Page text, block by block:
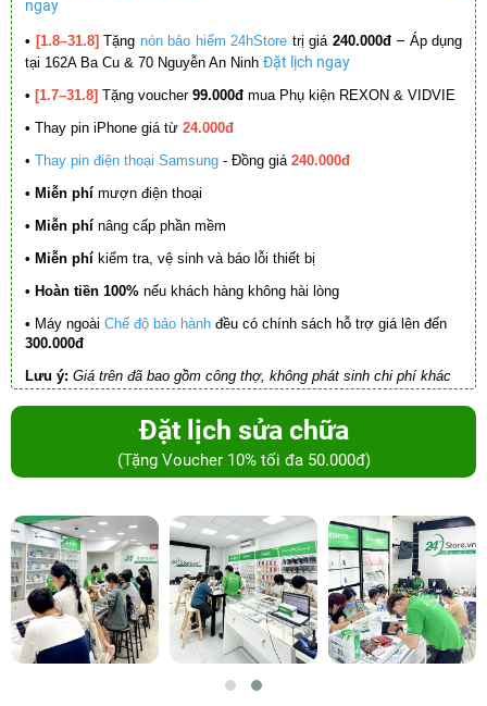
ngay
• [1.8–31.8] Tặng nón bảo hiểm 24hStore trị giá 240.000đ – Áp dụng
tại 162A Ba Cu & 70 Nguyễn An Ninh Đặt lịch ngay
• [1.7–31.8] Tặng voucher 99.000đ mua Phụ kiện REXON & VIDVIE
• Thay pin iPhone giá từ 24.000đ
• Thay pin điện thoại Samsung - Đồng giá 240.000đ
• Miễn phí mượn điện thoại
• Miễn phí nâng cấp phần mềm
• Miễn phí kiểm tra, vệ sinh và báo lỗi thiết bị
• Hoàn tiền 100% nếu khách hàng không hài lòng
• Máy ngoài Chế độ bảo hành đều có chính sách hỗ trợ giá lên đến
300.000đ
Lưu ý: Giá trên đã bao gồm công thợ, không phát sinh chi phí khác
Đặt lịch sửa chữa
(Tặng Voucher 10% tối đa 50.000đ)